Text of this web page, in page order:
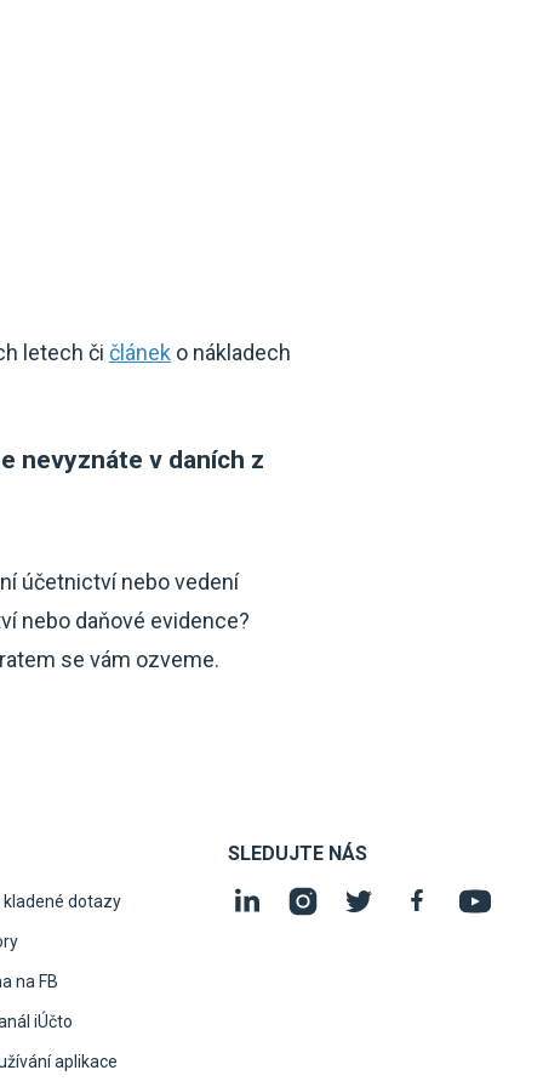
letech či článek o nákladech
nevyznáte v daních z
účetnictví nebo vedení
nebo daňové evidence?
se vám ozveme.
kladené dotazy
na FB
iÚčto
aplikace
SLEDUJTE NÁS